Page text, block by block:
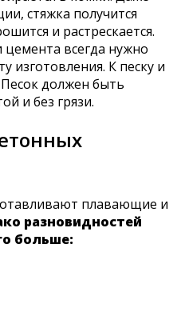
стяжка получится
и растрескается.
всегда нужно
изготовления. К песку и
должен быть
и без грязи.
плавающие и
разновидностей
больше: